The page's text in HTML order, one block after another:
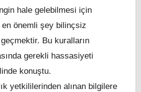
hale gelebilmesi için
en önemli şey bilinçsiz
Bu kuralların
gerekli hassasiyeti
konuştu.
yetkililerinden alınan bilgilere